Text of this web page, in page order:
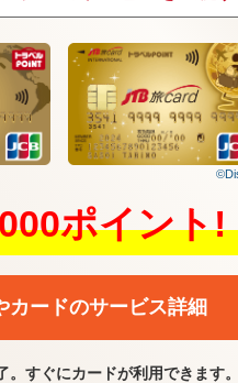
ポイント!
カードのサービス詳細
。すぐにカードが利用できます。